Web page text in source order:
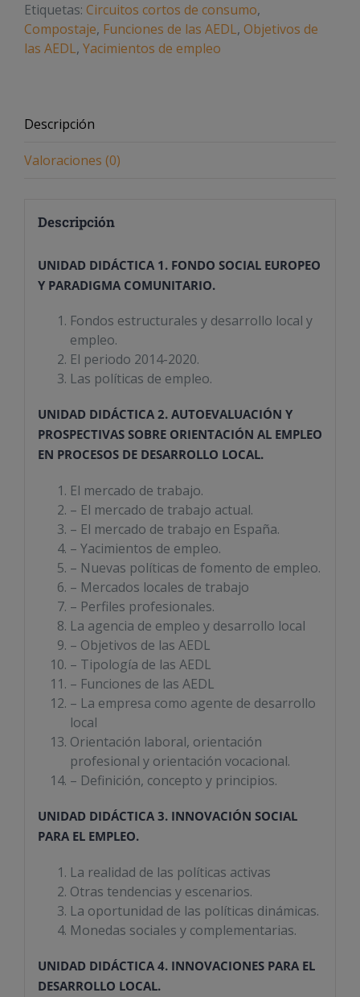
Etiquetas: Circuitos cortos de consumo,
Compostaje, Funciones de las AEDL, Objetivos de
las AEDL, Yacimientos de empleo
Descripción
Valoraciones (0)
Descripción
UNIDAD DIDÁCTICA 1. FONDO SOCIAL EUROPEO
Y PARADIGMA COMUNITARIO.
Fondos estructurales y desarrollo local y
empleo.
El periodo 2014-2020.
Las políticas de empleo.
UNIDAD DIDÁCTICA 2. AUTOEVALUACIÓN Y
PROSPECTIVAS SOBRE ORIENTACIÓN AL EMPLEO
EN PROCESOS DE DESARROLLO LOCAL.
El mercado de trabajo.
– El mercado de trabajo actual.
– El mercado de trabajo en España.
– Yacimientos de empleo.
– Nuevas políticas de fomento de empleo.
– Mercados locales de trabajo
– Perfiles profesionales.
La agencia de empleo y desarrollo local
– Objetivos de las AEDL
– Tipología de las AEDL
– Funciones de las AEDL
– La empresa como agente de desarrollo
local
Orientación laboral, orientación
profesional y orientación vocacional.
– Definición, concepto y principios.
UNIDAD DIDÁCTICA 3. INNOVACIÓN SOCIAL
PARA EL EMPLEO.
La realidad de las políticas activas
Otras tendencias y escenarios.
La oportunidad de las políticas dinámicas.
Monedas sociales y complementarias.
UNIDAD DIDÁCTICA 4. INNOVACIONES PARA EL
DESARROLLO LOCAL.